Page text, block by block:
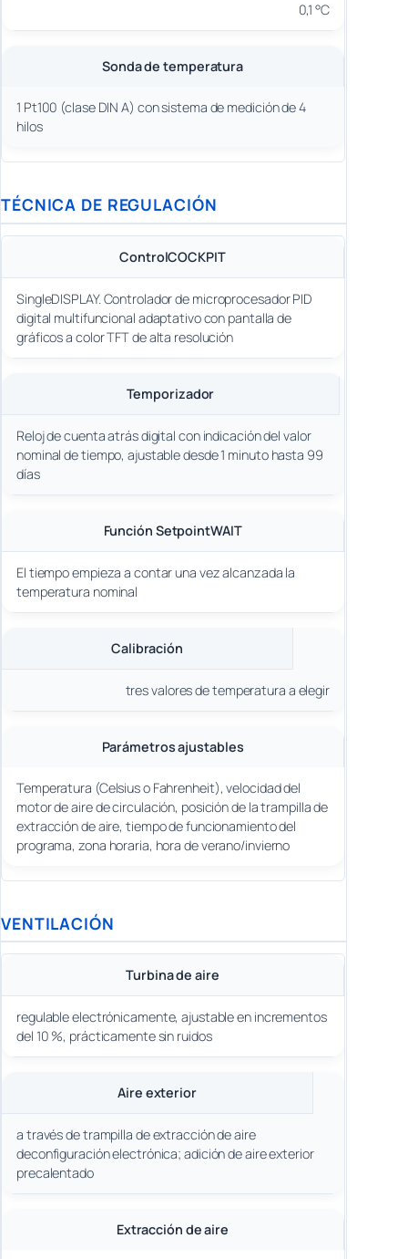
0,1 °C
Sonda de temperatura
1 Pt100 (clase DIN A) con sistema de medición de 4
hilos
TÉCNICA DE REGULACIÓN
ControlCOCKPIT
SingleDISPLAY. Controlador de microprocesador PID
digital multifuncional adaptativo con pantalla de
gráficos a color TFT de alta resolución
Temporizador
Reloj de cuenta atrás digital con indicación del valor
nominal de tiempo, ajustable desde 1 minuto hasta 99
días
Función SetpointWAIT
El tiempo empieza a contar una vez alcanzada la
temperatura nominal
Calibración
tres valores de temperatura a elegir
Parámetros ajustables
Temperatura (Celsius o Fahrenheit), velocidad del
motor de aire de circulación, posición de la trampilla de
extracción de aire, tiempo de funcionamiento del
programa, zona horaria, hora de verano/invierno
VENTILACIÓN
Turbina de aire
regulable electrónicamente, ajustable en incrementos
del 10 %, prácticamente sin ruidos
Aire exterior
a través de trampilla de extracción de aire
deconfiguración electrónica; adición de aire exterior
precalentado
Extracción de aire